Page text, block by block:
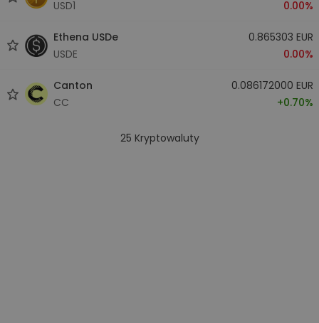
USD1
0.00%
Ethena USDe
USDE
0.865303 EUR
0.00%
Canton
CC
0.086172000 EUR
+0.70%
25 Kryptowaluty